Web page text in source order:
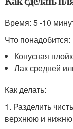
Время: 5 -10
Что понадобится:
Конусная
Лак средней
Как делать:
1. Разделить
верхнюю и